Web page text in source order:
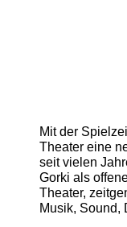
Mit der
Theater eine
seit vielen
Gorki als
Theater,
Musik, Sound,